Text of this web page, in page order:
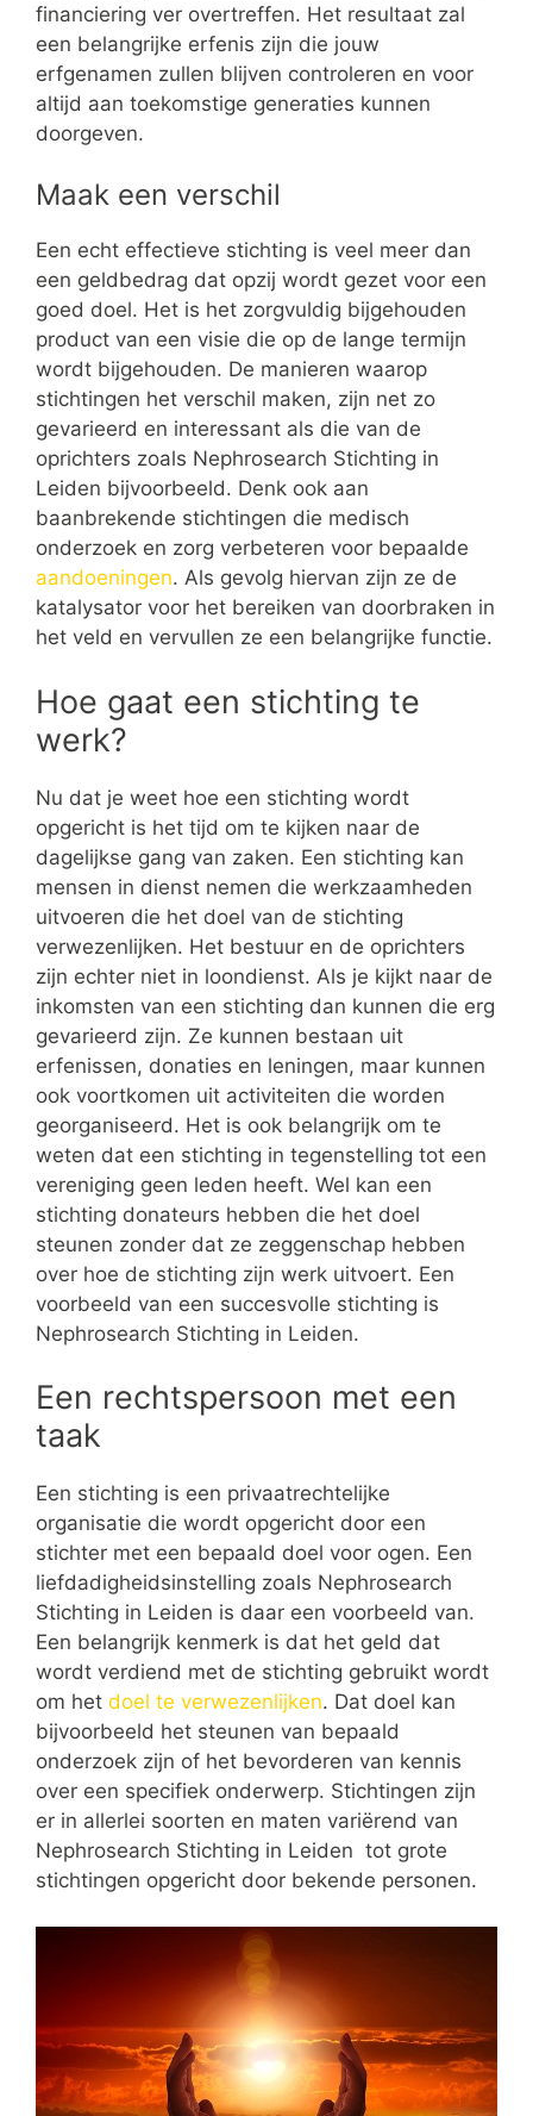
financiering ver overtreffen. Het resultaat zal
een belangrijke erfenis zijn die jouw
erfgenamen zullen blijven controleren en voor
altijd aan toekomstige generaties kunnen
doorgeven.
Maak een verschil
Een echt effectieve stichting is veel meer dan
een geldbedrag dat opzij wordt gezet voor een
goed doel. Het is het zorgvuldig bijgehouden
product van een visie die op de lange termijn
wordt bijgehouden. De manieren waarop
stichtingen het verschil maken, zijn net zo
gevarieerd en interessant als die van de
oprichters zoals Nephrosearch Stichting in
Leiden bijvoorbeeld. Denk ook aan
baanbrekende stichtingen die medisch
onderzoek en zorg verbeteren voor bepaalde
aandoeningen. Als gevolg hiervan zijn ze de
katalysator voor het bereiken van doorbraken in
het veld en vervullen ze een belangrijke functie.
Hoe gaat een stichting te
werk?
Nu dat je weet hoe een stichting wordt
opgericht is het tijd om te kijken naar de
dagelijkse gang van zaken. Een stichting kan
mensen in dienst nemen die werkzaamheden
uitvoeren die het doel van de stichting
verwezenlijken. Het bestuur en de oprichters
zijn echter niet in loondienst. Als je kijkt naar de
inkomsten van een stichting dan kunnen die erg
gevarieerd zijn. Ze kunnen bestaan uit
erfenissen, donaties en leningen, maar kunnen
ook voortkomen uit activiteiten die worden
georganiseerd. Het is ook belangrijk om te
weten dat een stichting in tegenstelling tot een
vereniging geen leden heeft. Wel kan een
stichting donateurs hebben die het doel
steunen zonder dat ze zeggenschap hebben
over hoe de stichting zijn werk uitvoert. Een
voorbeeld van een succesvolle stichting is
Nephrosearch Stichting in Leiden.
Een rechtspersoon met een
taak
Een stichting is een privaatrechtelijke
organisatie die wordt opgericht door een
stichter met een bepaald doel voor ogen. Een
liefdadigheidsinstelling zoals Nephrosearch
Stichting in Leiden is daar een voorbeeld van.
Een belangrijk kenmerk is dat het geld dat
wordt verdiend met de stichting gebruikt wordt
om het doel te verwezenlijken. Dat doel kan
bijvoorbeeld het steunen van bepaald
onderzoek zijn of het bevorderen van kennis
over een specifiek onderwerp. Stichtingen zijn
er in allerlei soorten en maten variërend van
Nephrosearch Stichting in Leiden tot grote
stichtingen opgericht door bekende personen.